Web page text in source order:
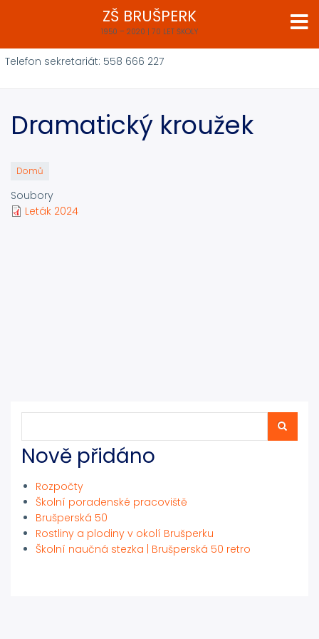
obsahu
ZŠ BRUŠPERK
1950 – 2020 | 70 LET ŠKOLY
Telefon sekretariát: 558 666 227
Dramatický kroužek
Domů
Soubory
Leták 2024
Nově přidáno
Rozpočty
Školní poradenské pracoviště
Brušperská 50
Rostliny a plodiny v okolí Brušperku
Školní naučná stezka | Brušperská 50 retro